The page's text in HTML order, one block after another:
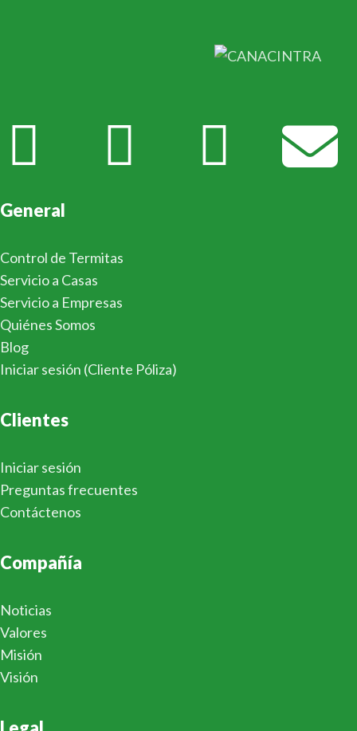
General
Control de Termitas
Servicio a Casas
Servicio a Empresas
Quiénes Somos
Blog
Iniciar sesión (Cliente Póliza)
Clientes
Iniciar sesión
Preguntas frecuentes
Contáctenos
Compañía
Noticias
Valores
Misión
Visión